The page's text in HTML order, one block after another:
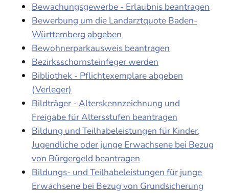
Bewachungsgewerbe - Erlaubnis beantragen
Bewerbung um die Landarztquote Baden-
Württemberg abgeben
Bewohnerparkausweis beantragen
Bezirksschornsteinfeger werden
Bibliothek - Pflichtexemplare abgeben
(Verleger)
Bildträger - Alterskennzeichnung und
Freigabe für Altersstufen beantragen
Bildung und Teilhabeleistungen für Kinder,
Jugendliche oder junge Erwachsene bei Bezug
von Bürgergeld beantragen
Bildungs- und Teilhabeleistungen für junge
Erwachsene bei Bezug von Grundsicherung